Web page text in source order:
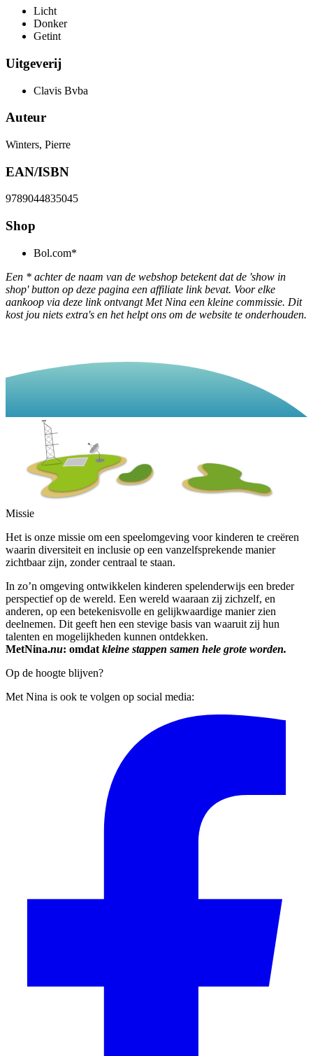
Licht
Donker
Getint
Uitgeverij
Clavis Bvba
Auteur
Winters, Pierre
EAN/ISBN
9789044835045
Shop
Bol.com*
Een * achter de naam van de webshop betekent dat de 'show in
shop' button op deze pagina een affiliate link bevat. Voor elke
aankoop via deze link ontvangt Met Nina een kleine commissie. Dit
kost jou niets extra's en het helpt ons om de website te onderhouden.
Missie
Het is onze missie om een speelomgeving voor kinderen te creëren
waarin diversiteit en inclusie op een vanzelfsprekende manier
zichtbaar zijn, zonder centraal te staan.
In zo’n omgeving ontwikkelen kinderen spelenderwijs een breder
perspectief op de wereld. Een wereld waaraan zij zichzelf, en
anderen, op een betekenisvolle en gelijkwaardige manier zien
deelnemen. Dit geeft hen een stevige basis van waaruit zij hun
talenten en mogelijkheden kunnen ontdekken.
MetNina.nu: omdat kleine stappen samen hele grote worden.
Op de hoogte blijven?
Met Nina is ook te volgen op social media: